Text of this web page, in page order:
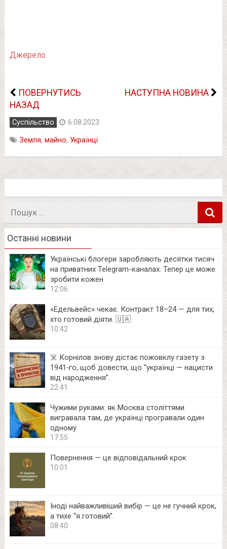
Джерело.
ПОВЕРНУТИСЬ
НАЗАД
НАСТУПНА НОВИНА
Суспільство 6.08.2023
Земля, майно, Українці
Останні новини
Українські блогери заробляють десятки тисяч
на приватних Telegram-каналах. Тепер це може
зробити кожен
12:06
«Едельвейс» чекає. Контракт 18–24 — для тих,
хто готовий діяти. 🇺🇦
10:42
☠️ Корнілов знову дістає пожовклу газету з
1941‑го, щоб довести, що “українці — нацисти
від народження”.
22:41
Чужими руками: як Москва століттями
вигравала там, де українці програвали один
одному
17:55
Повернення — це відповідальний крок
10:01
Іноді найважливіший вибір — це не гучний крок,
а тихе “я готовий”.
08:40